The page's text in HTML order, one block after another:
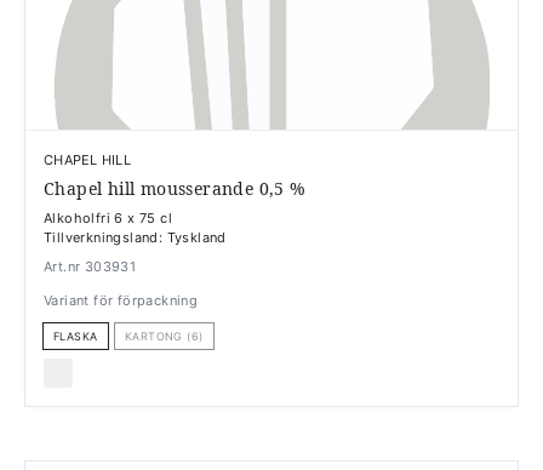
CHAPEL HILL
Chapel hill mousserande 0,5 %
Alkoholfri 6 x 75 cl
Tillverkningsland: Tyskland
Art.nr 303931
Variant för förpackning
FLASKA KARTONG (6)